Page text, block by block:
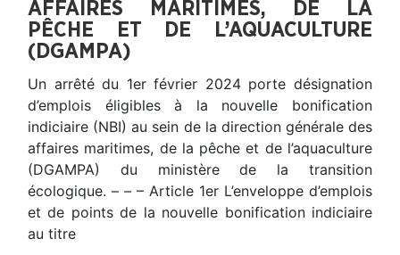
AFFAIRES MARITIMES, DE LA
PÊCHE ET DE L’AQUACULTURE
(DGAMPA)
Un arrêté du 1er février 2024 porte désignation
d’emplois éligibles à la nouvelle bonification
indiciaire (NBI) au sein de la direction générale des
affaires maritimes, de la pêche et de l’aquaculture
(DGAMPA) du ministère de la transition
écologique. – – – Article 1er L’enveloppe d’emplois
et de points de la nouvelle bonification indiciaire
au titre